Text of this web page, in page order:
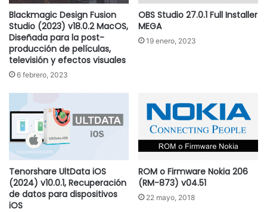
Blackmagic Design Fusion
Studio (2023) v18.0.2 MacOS,
Diseñada para la post-
producción de películas,
televisión y efectos visuales
6 febrero, 2023
OBS Studio 27.0.1 Full Installer
MEGA
19 enero, 2023
Tenorshare UltData iOS
(2024) v10.0.1, Recuperación
de datos para dispositivos
iOS
ROM o Firmware Nokia 206
(RM-873) v04.51
22 mayo, 2018